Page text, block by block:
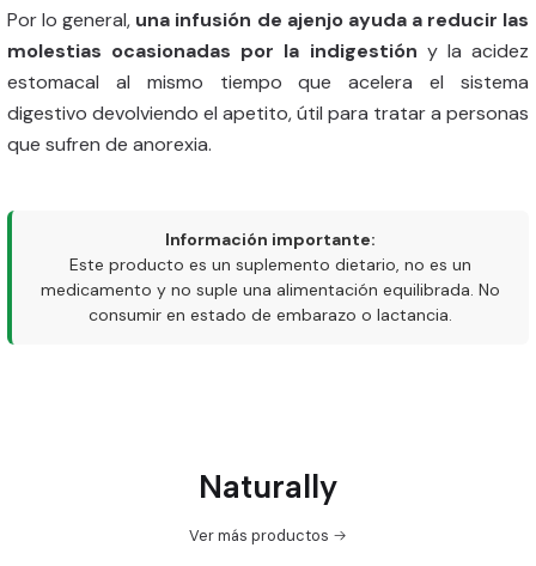
Por lo general, una infusión de ajenjo ayuda a reducir las
molestias ocasionadas por la indigestión y la acidez
estomacal al mismo tiempo que acelera el sistema
digestivo devolviendo el apetito, útil para tratar a personas
que sufren de anorexia.
Información importante:
Este producto es un suplemento dietario, no es un
medicamento y no suple una alimentación equilibrada. No
consumir en estado de embarazo o lactancia.
Naturally
Ver más productos